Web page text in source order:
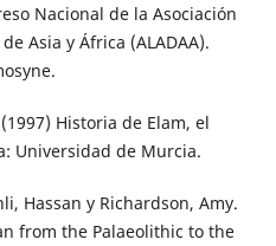
Nacional de la Asociación
Asia y África (ALADAA).
Historia de Elam, el
Universidad de Murcia.
Hassan y Richardson, Amy.
from the Palaeolithic to the